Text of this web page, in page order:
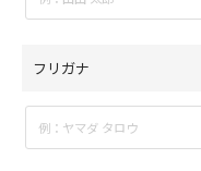
フリガナ